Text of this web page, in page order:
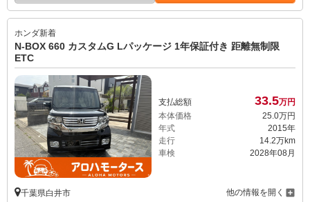
ホンダ新着
N-BOX 660 カスタムG Lパッケージ 1年保証付き 距離無制限
ETC
支払総額 33.5万円
本体価格
25.0万円
年式
2015年
走行
14.2万km
車検
2028年08月
千葉県白井市 他の情報を開く